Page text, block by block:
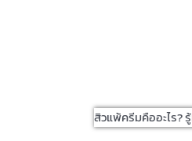
สิวแพ้ครีมคืออะไร?